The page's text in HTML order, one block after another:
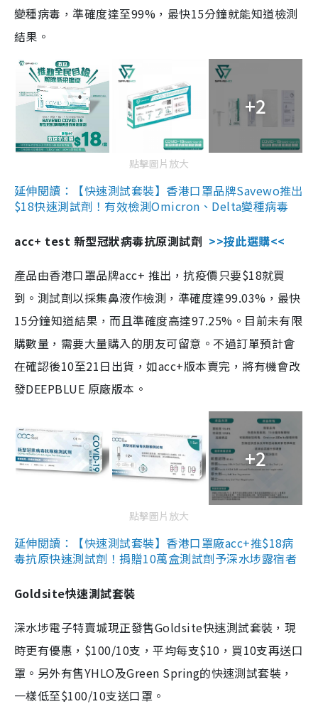
變種病毒，準確度達至99%，最快15分鐘就能知道檢測
結果。
+2
點擊圖片放大
延伸閱讀：【快速測試套裝】香港口罩品牌Savewo推出
$18快速測試劑！有效檢測Omicron、Delta變種病毒
acc+ test 新型冠狀病毒抗原測試劑 >>按此選購<<
產品由香港口罩品牌acc+ 推出，抗疫價只要$18就買
到。測試劑以採集鼻液作檢測，準確度達99.03%，最快
15分鐘知道結果，而且準確度高達97.25%。目前未有限
購數量，需要大量購入的朋友可留意。不過訂單預計會
在確認後10至21日出貨，如acc+版本賣完，將有機會改
發DEEPBLUE 原廠版本。
+2
點擊圖片放大
延伸閱讀：【快速測試套裝】香港口罩廠acc+推$18病
毒抗原快速測試劑！捐贈10萬盒測試劑予深水埗露宿者
Goldsite快速測試套裝
深水埗電子特賣城現正發售Goldsite快速測試套裝，現
時更有優惠，$100/10支，平均每支$10，買10支再送口
罩。另外有售YHLO及Green Spring的快速測試套裝，
一樣低至$100/10支送口罩。